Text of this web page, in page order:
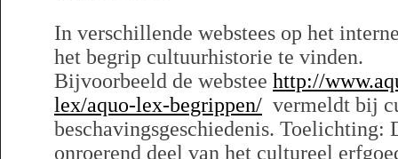
In verschillende webstees op het
het begrip cultuurhistorie te vinden.
Bijvoorbeeld de webstee http://
lex/aquo-lex-begrippen/ vermeldt bij
beschavingsgeschiedenis. Toelichting:
onroerend deel van het cultureel